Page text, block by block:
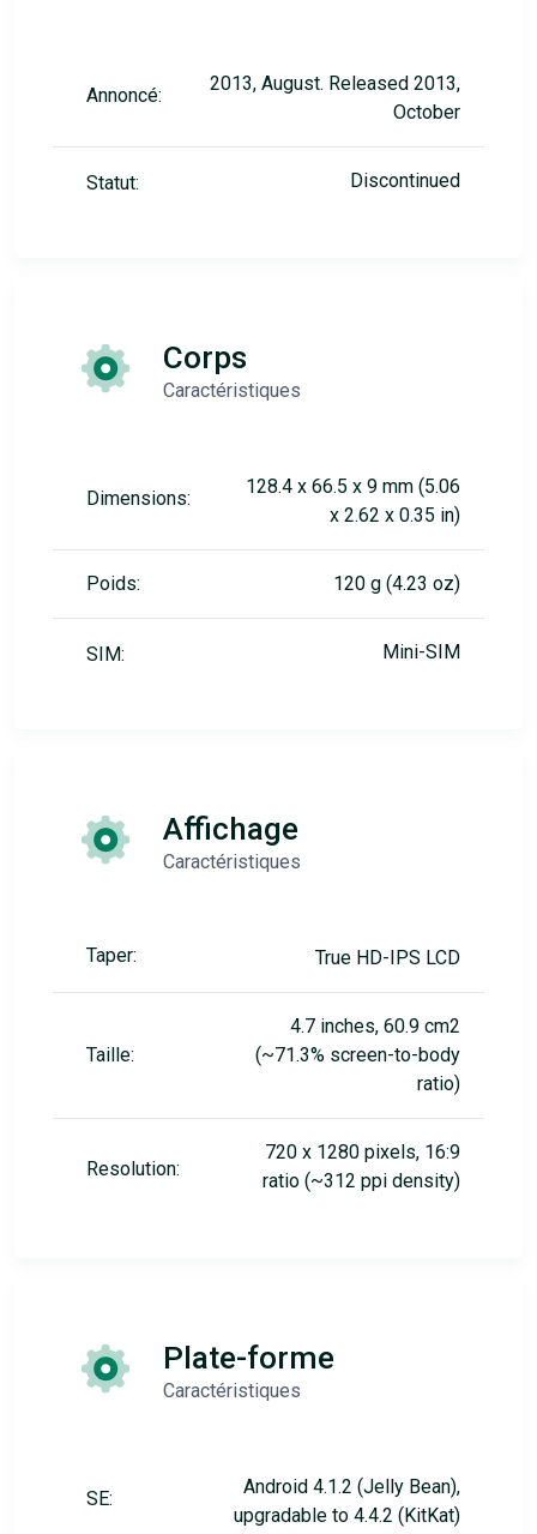
Annoncé:
2013, August. Released 2013,
October
Statut: Discontinued
Corps
Caractéristiques
Dimensions:
128.4 x 66.5 x 9 mm (5.06
x 2.62 x 0.35 in)
Poids: 120 g (4.23 oz)
SIM: Mini-SIM
Affichage
Caractéristiques
Taper: True HD-IPS LCD
Taille:
4.7 inches, 60.9 cm2
(~71.3% screen-to-body
ratio)
Resolution:
720 x 1280 pixels, 16:9
ratio (~312 ppi density)
Plate-forme
Caractéristiques
SE:
Android 4.1.2 (Jelly Bean),
upgradаble to 4.4.2 (KitKat)